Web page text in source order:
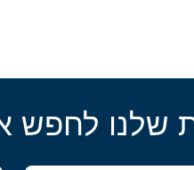
שלנו לחפש